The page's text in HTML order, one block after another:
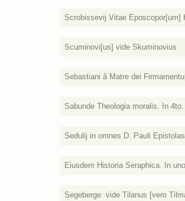
Scrobissevij Vitae Eposcopor[um]
Scuminovi[us] vide Skuminovius
Sebastiani â Matre dei
Sabunde Theologia moralis. In
Sedulij in omnes D. Pauli
Eiusdem Historia Seraphica. In
Segeberge: vide Tilanus [vero